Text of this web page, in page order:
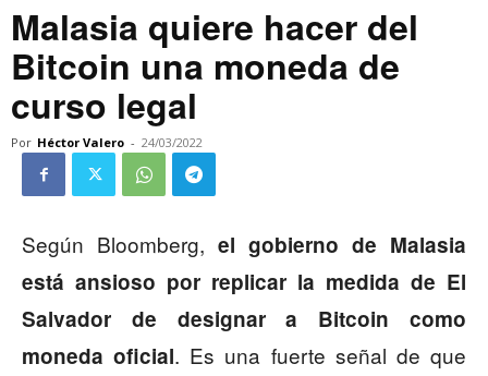
Malasia quiere hacer del
Bitcoin una moneda de
curso legal
Por Héctor Valero - 24/03/2022
Según Bloomberg, el gobierno de Malasia
está ansioso por replicar la medida de El
Salvador de designar a Bitcoin como
moneda oficial. Es una fuerte señal de que